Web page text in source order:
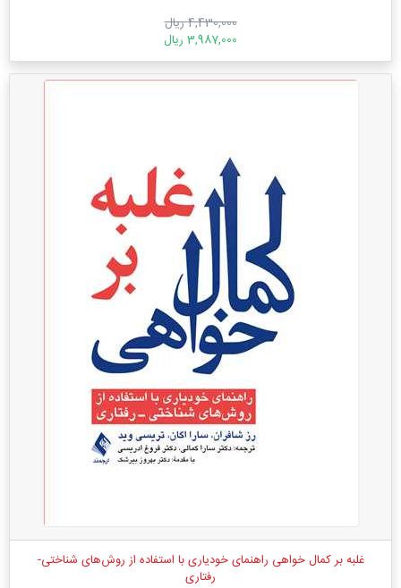
4,430,000 ریال
3,987,000 ریال
غلبه بر کمال خواهی راهنمای خودیاری با استفاده از روش‌های شناختی-
رفتاری